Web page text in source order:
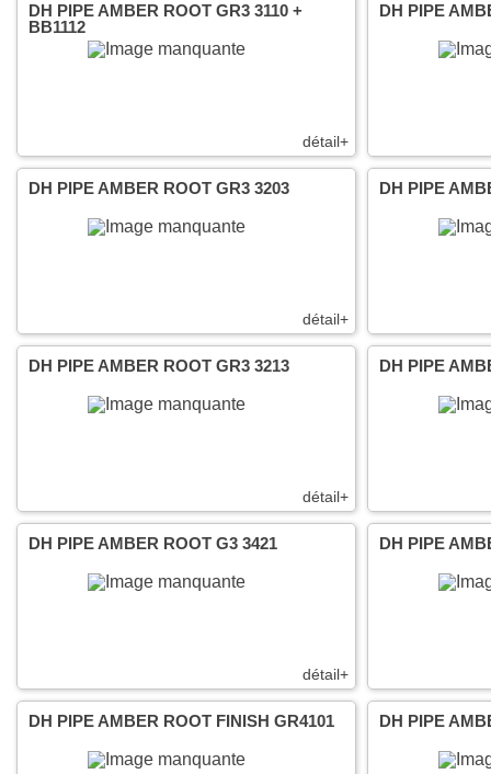
détail+
DH PIPE AMBER ROOT GR3 3110 +
BB1112
DH PIPE
détail+
DH PIPE AMBER ROOT GR3 3203 DH PIPE
détail+
DH PIPE AMBER ROOT GR3 3213 DH PIPE
détail+
DH PIPE AMBER ROOT G3 3421 DH PIPE
DH PIPE AMBER ROOT FINISH GR4101 DH PIPE